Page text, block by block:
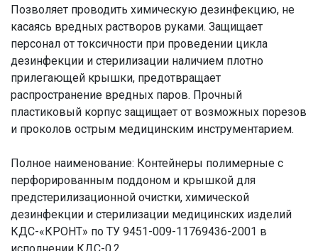
Позволяет проводить химическую дезинфекцию, не
касаясь вредных растворов руками. Защищает
персонал от токсичности при проведении цикла
дезинфекции и стерилизации наличием плотно
прилегающей крышки, предотвращает
распространение вредных паров. Прочный
пластиковый корпус защищает от возможных порезов
и проколов острым медицинским инструментарием.
Полное наименование: Контейнеры полимерные с
перфорированным поддоном и крышкой для
предстерилизационной очистки, химической
дезинфекции и стерилизации медицинских изделий
КДС-«КРОНТ» по ТУ 9451-009-11769436-2001 в
исполнении КДС-0,2